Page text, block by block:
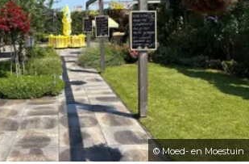
© Moed- en Moestuin